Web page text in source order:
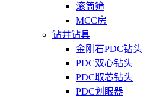
滚筒筛
MCC房
钻井钻具
金刚石PDC钻头
PDC双心钻头
PDC取芯钻头
PDC划眼器